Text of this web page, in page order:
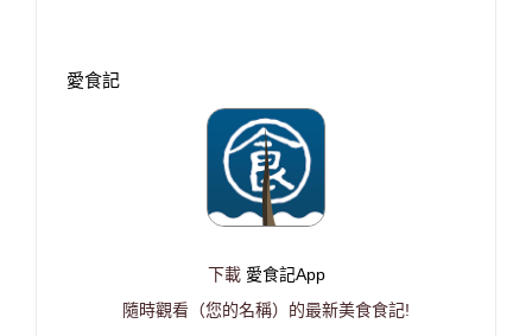
愛食記
下載 愛食記App
隨時觀看（您的名稱）的最新美食食記!